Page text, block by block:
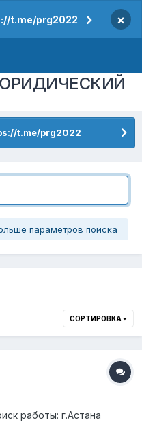
t.me/prg2022 ×
t.me/prg2022
параметров поиска
СОРТИРОВКА
работы: г.Астана